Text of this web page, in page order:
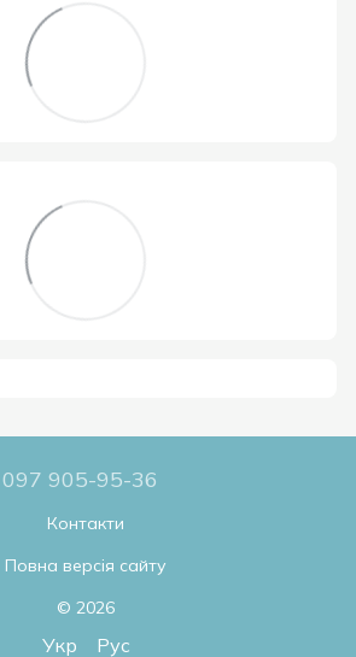
097 905-95-36
Контакти
Повна версія сайту
© 2026
Укр Рус